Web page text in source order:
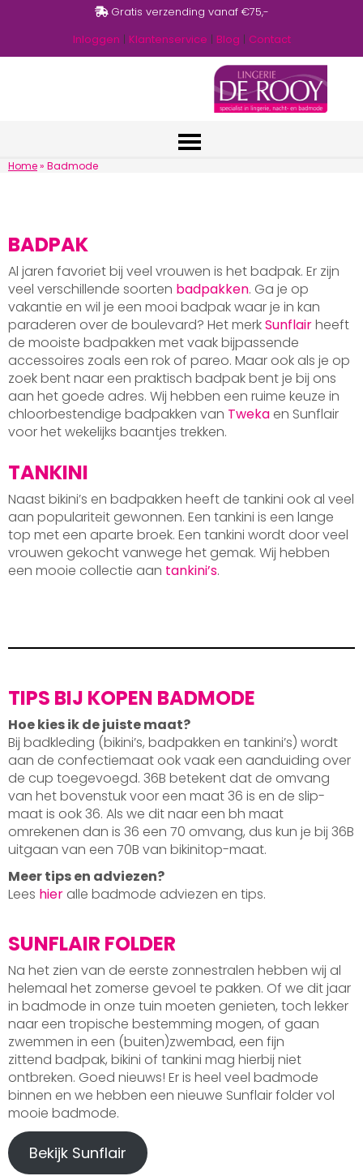
Gratis verzending vanaf €75,-
Inloggen | Klantenservice | Blog | Contact
Home» Badmode
BADPAK
Al jaren favoriet bij veel vrouwen is het badpak. Er zijn
veel verschillende soorten badpakken. Ga je op
vakantie en wil je een mooi badpak waar je in kan
paraderen over de boulevard? Het merkSunflairheeft
de mooiste badpakken met vaak bijpassende
accessoires zoals een rok of pareo. Maar ook als je op
zoek bent naar een praktisch badpak bent je bij ons
aan het goede adres. Wij hebben een ruime keuze in
chloorbestendige badpakken van Tweka en Sunflair
voor het wekelijks baantjes trekken.
TANKINI
Naast bikini’s en badpakken heeft de tankini ook al veel
aan populariteit gewonnen. Een tankini is een lange
top met een aparte broek. Een tankini wordt door veel
vrouwen gekocht vanwege het gemak. Wij hebben
een mooie collectie aan tankini’s.
TIPS BIJ KOPEN BADMODE
Hoe kies ik de juiste maat?
Bij badkleding (bikini’s, badpakken en tankini’s) wordt
aan de confectiemaat ook vaak een aanduiding over
de cup toegevoegd. 36B betekent dat de omvang
van het bovenstuk voor een maat 36 is en de slip-
maat is ook 36. Als we dit naar een bh maat
omrekenen dan is 36 een 70 omvang, dus kun je bij 36B
uitgaan van een 70B van bikinitop-maat.
Meer tips en adviezen?
Lees hier alle badmode adviezen en tips.
SUNFLAIR FOLDER
Na het zien van de eerste zonnestralen hebben wij al
helemaal het zomerse gevoel te pakken. Of we dit jaar
in badmode in onze tuin moeten genieten, toch lekker
naar een tropische bestemming mogen, of gaan
zwemmen in een (buiten)zwembad, een fijn
zittend badpak, bikini of tankini mag hierbij niet
ontbreken. Goed nieuws! Er is heel veel badmode
binnen en we hebben een nieuwe Sunflair folder vol
mooie badmode.
Bekijk Sunflair